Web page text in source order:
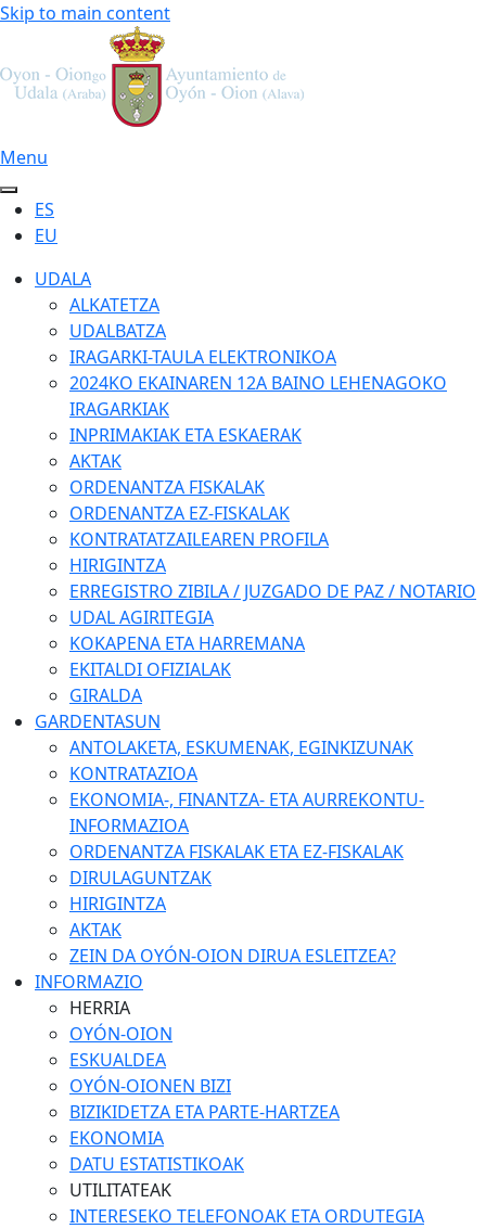
Skip to main content
Menu
ES
EU
UDALA
ALKATETZA
UDALBATZA
IRAGARKI-TAULA ELEKTRONIKOA
2024KO EKAINAREN 12A BAINO LEHENAGOKO
IRAGARKIAK
INPRIMAKIAK ETA ESKAERAK
AKTAK
ORDENANTZA FISKALAK
ORDENANTZA EZ-FISKALAK
KONTRATATZAILEAREN PROFILA
HIRIGINTZA
ERREGISTRO ZIBILA / JUZGADO DE PAZ / NOTARIO
UDAL AGIRITEGIA
KOKAPENA ETA HARREMANA
EKITALDI OFIZIALAK
GIRALDA
GARDENTASUN
ANTOLAKETA, ESKUMENAK, EGINKIZUNAK
KONTRATAZIOA
EKONOMIA-, FINANTZA- ETA AURREKONTU-
INFORMAZIOA
ORDENANTZA FISKALAK ETA EZ-FISKALAK
DIRULAGUNTZAK
HIRIGINTZA
AKTAK
ZEIN DA OYÓN-OION DIRUA ESLEITZEA?
INFORMAZIO
HERRIA
OYÓN-OION
ESKUALDEA
OYÓN-OIONEN BIZI
BIZIKIDETZA ETA PARTE-HARTZEA
EKONOMIA
DATU ESTATISTIKOAK
UTILITATEAK
INTERESEKO TELEFONOAK ETA ORDUTEGIA